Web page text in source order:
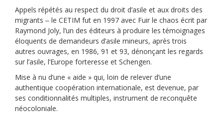
Appels répétés au respect du droit d’asile et aux droits des
migrants ‒ le CETIM fut en 1997 avec Fuir le chaos écrit par
Raymond Joly, l’un des éditeurs à produire les témoignages
éloquents de demandeurs d’asile mineurs, après trois
autres ouvrages, en 1986, 91 et 93, dénonçant les regards
sur l’asile, l’Europe forteresse et Schengen.
Mise à nu d’une « aide » qui, loin de relever d’une
authentique coopération internationale, est devenue, par
ses conditionnalités multiples, instrument de reconquête
néocoloniale.